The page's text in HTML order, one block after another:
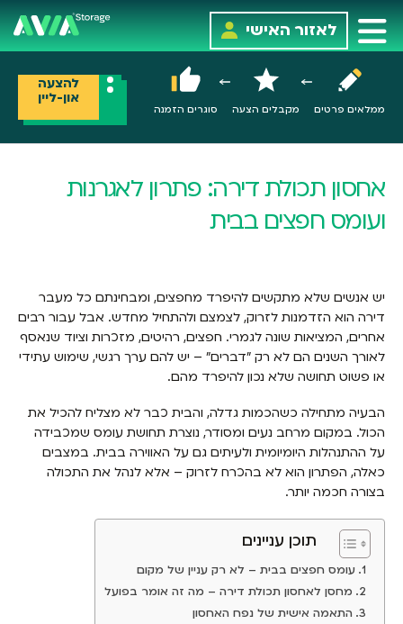
לאזור האישי
ממלאים פרטים מקבלים הצעה סוגרים הזמנה
להצעה
און-ליין
אחסון תכולת דירה: פתרון לאגרנות
ועומס חפצים בבית
יש אנשים שלא מתקשים להיפרד מחפצים, ומבחינתם כל מעבר
דירה הוא הזדמנות לזרוק, לצמצם ולהתחיל מחדש. אבל עבור רבים
אחרים, המציאות שונה לגמרי. חפצים, רהיטים, מזכרות וציוד שנאסף
לאורך השנים הם לא רק "דברים" – יש להם ערך רגשי, שימוש עתידי
או פשוט תחושה שלא נכון להיפרד מהם.
הבעיה מתחילה כשהכמות גדלה, והבית כבר לא מצליח להכיל את
הכול. במקום מרחב נעים ומסודר, נוצרת תחושת עומס שמכבידה
על ההתנהלות היומיומית ולעיתים גם על האווירה בבית. במצבים
כאלה, הפתרון הוא לא בהכרח לזרוק – אלא לנהל את התכולה
בצורה חכמה יותר.
תוכן עניינים
עומס חפצים בבית – לא רק עניין של מקום
מחסן לאחסון תכולת דירה – מה זה אומר בפועל
התאמה אישית של נפח האחסון